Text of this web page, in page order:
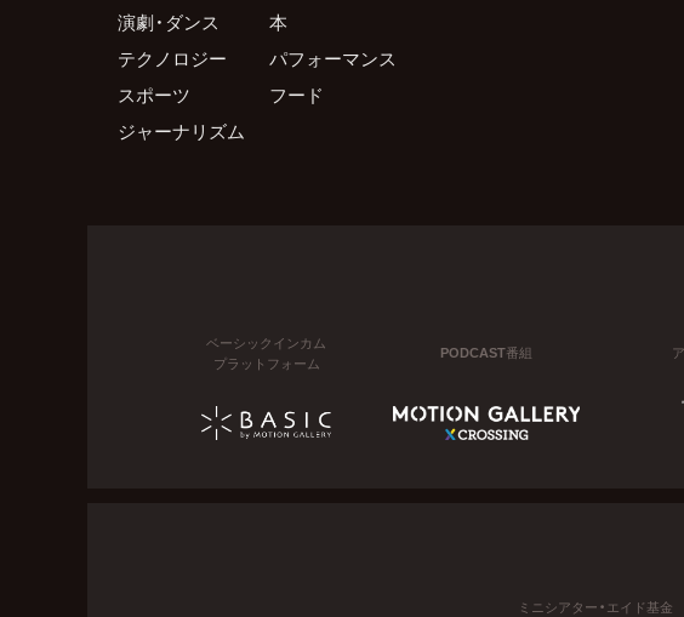
演劇・ダンス
本
テクノロジー
パフォーマンス
スポーツ
フード
ジャーナリズム
ベーシックインカム
プラットフォーム
PODCAST番組
ミニシアター・エイド基金